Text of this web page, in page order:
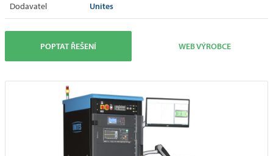
Dodavatel Unites
POPTAT ŘEŠENÍ WEB VÝROBCE